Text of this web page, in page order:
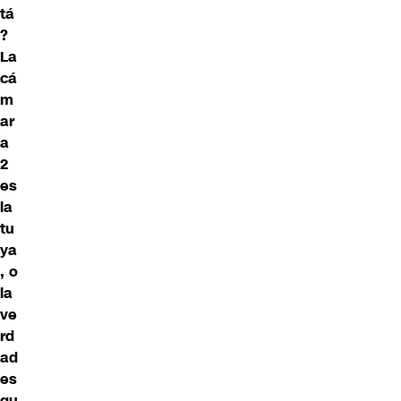
tá
?
La
cá
m
ar
a
2
es
la
tu
ya
, o
la
ve
rd
ad
es